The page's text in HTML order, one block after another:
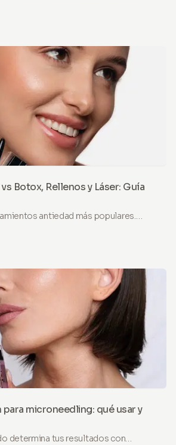
qué 0,5 mm es el punto ideal en
Botox, Rellenos y Láser: Guía
antiedad más populares.
cada uno, cuánto cuesta y
para microneedling: qué usar y
determina tus resultados con